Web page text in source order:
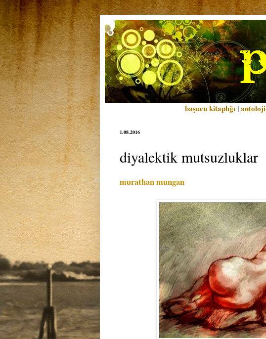
başucu kitaplığı |antoloji
1.08.2016
diyalektik mutsuzluklar
murathan mungan